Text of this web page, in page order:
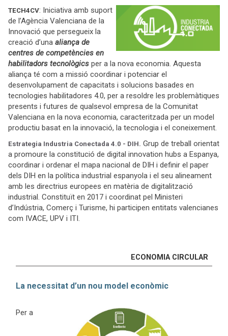
TECH4CV: Iniciativa amb suport
de l’Agència Valenciana de la
Innovació que persegueix la
creació d’una aliança de
centres de competències en
habilitadors tecnològics per a la nova economia. Aquesta
aliança té com a missió coordinar i potenciar el
desenvolupament de capacitats i solucions basades en
tecnologies habilitadores 4.0, per a resoldre les problemàtiques
presents i futures de qualsevol empresa de la Comunitat
Valenciana en la nova economia, caracteritzada per un model
productiu basat en la innovació, la tecnologia i el coneixement.
Estrategia Industria Conectada 4.0 - DIH. Grup de treball orientat
a promoure la constitució de digital innovation hubs a Espanya,
coordinar i ordenar el mapa nacional de DIH i definir el paper
dels DIH en la política industrial espanyola i el seu alineament
amb les directrius europees en matèria de digitalització
industrial. Constituït en 2017 i coordinat pel Ministeri
d’Indústria, Comerç i Turisme, hi participen entitats valencianes
com IVACE, UPV i ITI.
ECONOMIA CIRCULAR
La necessitat d’un nou model econòmic
Per a